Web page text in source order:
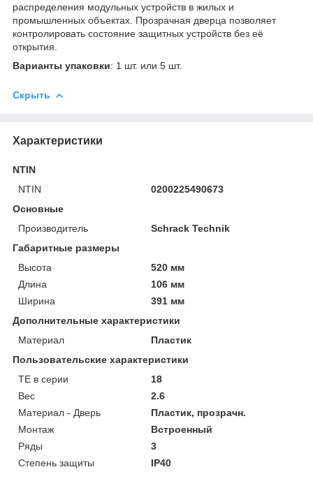
распределения модульных устройств в жилых и
промышленных объектах. Прозрачная дверца позволяет
контролировать состояние защитных устройств без её
открытия.
Варианты упаковки: 1 шт. или 5 шт.
Скрыть
Характеристики
NTIN
NTIN
0200225490673
Основные
Производитель
Schrack Technik
Габаритные размеры
Высота
520 мм
Длина
106 мм
Ширина
391 мм
Дополнительные характеристики
Материал
Пластик
Пользовательские характеристики
TE в серии
18
Вес
2.6
Материал - Дверь
Пластик, прозрачн.
Монтаж
Встроенный
Ряды
3
Степень защиты
IP40